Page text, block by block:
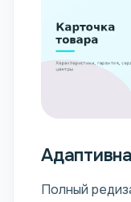
Полный